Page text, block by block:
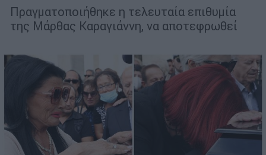
Πραγματοποιήθηκε η τελευταία επιθυμία
της Μάρθας Καραγιάννη, να αποτεφρωθεί